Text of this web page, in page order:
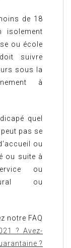
de 18
isolement
ou école
suivre
sous la
à
quel
pas se
ou
ou suite à
ou
ou
notre FAQ
? Avez-
?